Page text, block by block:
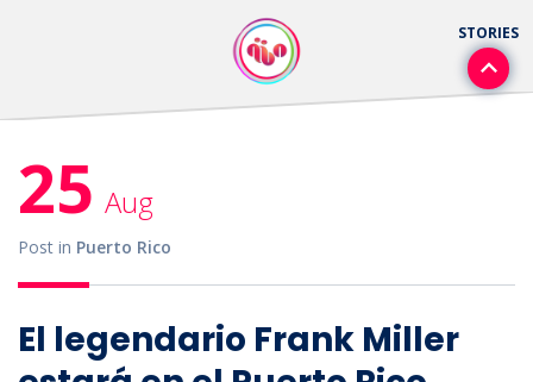
25 Aug
Post in Puerto Rico
El legendario Frank Miller